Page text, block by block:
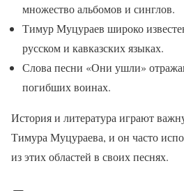
множество альбомов и синглов.
Тимур Муцураев широко
русском и кавказских языках.
Слова песни «Они ушли»
погибших воинах.
История и литература играют
Тимура Муцураева, и он часто
из этих областей в своих песнях.